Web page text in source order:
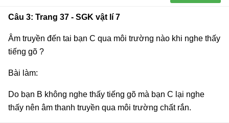
Câu 3: Trang 37 - SGK vật lí 7
Âm truyền đến tai bạn C qua môi trường nào khi nghe thấy
tiếng gõ ?
Bài làm:
Do bạn B không nghe thấy tiếng gõ mà bạn C lại nghe
thấy nên âm thanh truyền qua môi trường chất rắn.